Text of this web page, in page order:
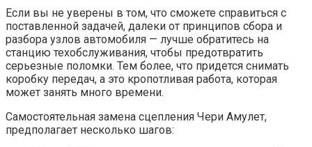
Если вы не уверены в том, что сможете справиться с
поставленной задачей, далеки от принципов сбора и
разбора узлов автомобиля — лучше обратитесь на
станцию техобслуживания, чтобы предотвратить
серьезные поломки. Тем более, что придется снимать
коробку передач, а это кропотливая работа, которая
может занять много времени.
Самостоятельная замена сцепления Чери Амулет,
предполагает несколько шагов: